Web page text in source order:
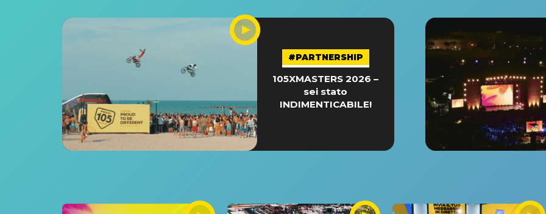
#PARTNERSHIP
105XMASTERS 2026 –
sei stato
INDIMENTICABILE!